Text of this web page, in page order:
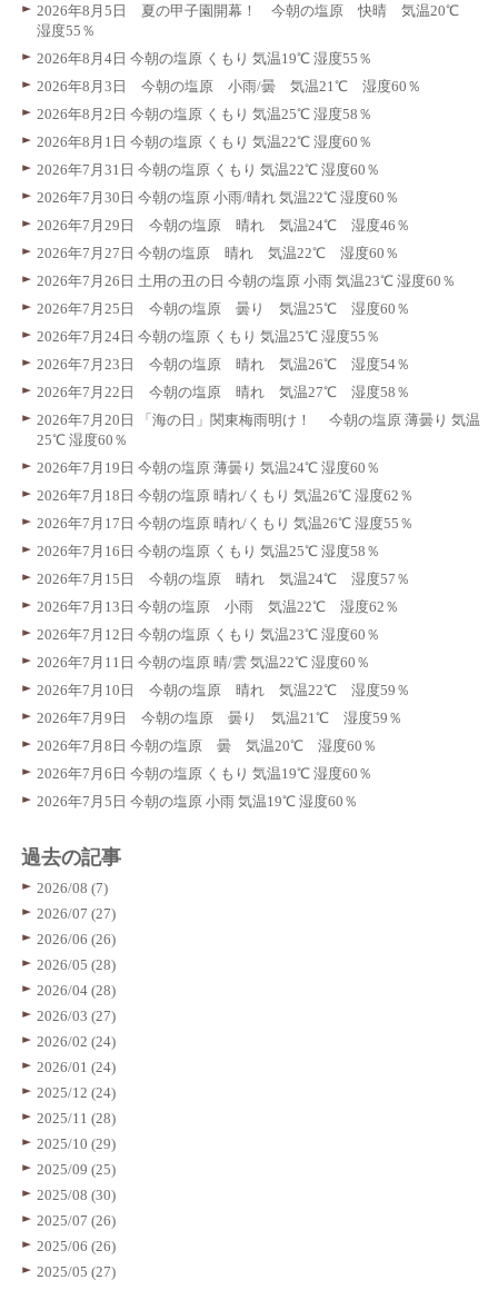
2026年8月5日 夏の甲子園開幕！ 今朝の塩原 快晴 気温20℃
湿度55％
2026年8月4日 今朝の塩原 くもり 気温19℃ 湿度55％
2026年8月3日 今朝の塩原 小雨/曇 気温21℃ 湿度60％
2026年8月2日 今朝の塩原 くもり 気温25℃ 湿度58％
2026年8月1日 今朝の塩原 くもり 気温22℃ 湿度60％
2026年7月31日 今朝の塩原 くもり 気温22℃ 湿度60％
2026年7月30日 今朝の塩原 小雨/晴れ 気温22℃ 湿度60％
2026年7月29日 今朝の塩原 晴れ 気温24℃ 湿度46％
2026年7月27日 今朝の塩原 晴れ 気温22℃ 湿度60％
2026年7月26日 土用の丑の日 今朝の塩原 小雨 気温23℃ 湿度60％
2026年7月25日 今朝の塩原 曇り 気温25℃ 湿度60％
2026年7月24日 今朝の塩原 くもり 気温25℃ 湿度55％
2026年7月23日 今朝の塩原 晴れ 気温26℃ 湿度54％
2026年7月22日 今朝の塩原 晴れ 気温27℃ 湿度58％
2026年7月20日 「海の日」関東梅雨明け！ 今朝の塩原 薄曇り 気温
25℃ 湿度60％
2026年7月19日 今朝の塩原 薄曇り 気温24℃ 湿度60％
2026年7月18日 今朝の塩原 晴れ/くもり 気温26℃ 湿度62％
2026年7月17日 今朝の塩原 晴れ/くもり 気温26℃ 湿度55％
2026年7月16日 今朝の塩原 くもり 気温25℃ 湿度58％
2026年7月15日 今朝の塩原 晴れ 気温24℃ 湿度57％
2026年7月13日 今朝の塩原 小雨 気温22℃ 湿度62％
2026年7月12日 今朝の塩原 くもり 気温23℃ 湿度60％
2026年7月11日 今朝の塩原 晴/雲 気温22℃ 湿度60％
2026年7月10日 今朝の塩原 晴れ 気温22℃ 湿度59％
2026年7月9日 今朝の塩原 曇り 気温21℃ 湿度59％
2026年7月8日 今朝の塩原 曇 気温20℃ 湿度60％
2026年7月6日 今朝の塩原 くもり 気温19℃ 湿度60％
2026年7月5日 今朝の塩原 小雨 気温19℃ 湿度60％
過去の記事
2026/08 (7)
2026/07 (27)
2026/06 (26)
2026/05 (28)
2026/04 (28)
2026/03 (27)
2026/02 (24)
2026/01 (24)
2025/12 (24)
2025/11 (28)
2025/10 (29)
2025/09 (25)
2025/08 (30)
2025/07 (26)
2025/06 (26)
2025/05 (27)